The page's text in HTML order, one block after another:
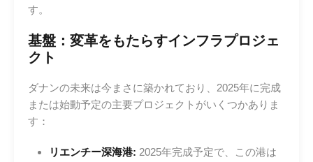
す。
基盤：変革をもたらすインフラプロジェ
クト
ダナンの未来は今まさに築かれており、2025年に完成
または始動予定の主要プロジェクトがいくつかありま
す：
リエンチー深海港: 2025年完成予定で、この港は